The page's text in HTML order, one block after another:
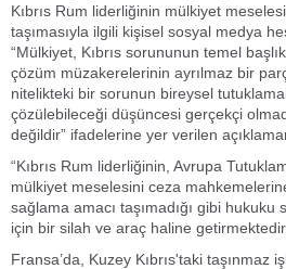
Kıbrıs Rum liderliğinin mülkiyet
taşımasıyla ilgili kişisel sosyal medya
“Mülkiyet, Kıbrıs sorununun temel
çözüm müzakerelerinin ayrılmaz bir
nitelikteki bir sorunun bireysel
çözülebileceği düşüncesi gerçekçi
değildir” ifadelerine yer verilen
“Kıbrıs Rum liderliğinin, Avrupa
mülkiyet meselesini ceza
sağlama amacı taşımadığı gibi
için bir silah ve araç haline getirmektedir.
Fransa’da, Kuzey Kıbrıs'taki taşınmaz